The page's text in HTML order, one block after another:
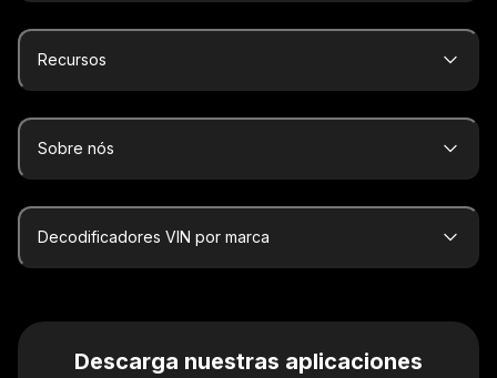
Recursos
Sobre nós
Decodificadores VIN por marca
Descarga nuestras aplicaciones